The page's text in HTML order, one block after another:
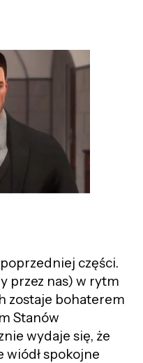
części.
przez nas) w rytm
zostaje bohaterem
Stanów
wydaje się, że
wiódł spokojne